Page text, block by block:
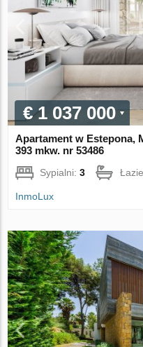
€ 1 037 000
Apartament w Estepona,
393 mkw. nr 53486
Sypialni:3
InmoLux